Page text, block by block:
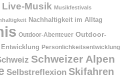
Live-Musik Musikfestivals
Nachhaltigkeit im Alltag
Outdoor-Abenteuer Outdoor-
Persönlichkeitsentwicklung
Schweizer Alpen
Selbstreflexion Skifahren